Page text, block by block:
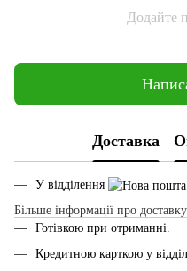
Додайте
Доставка
У відділення
Більше інформації про доставку
Готівкою при отриманні.
Кредитною карткою у